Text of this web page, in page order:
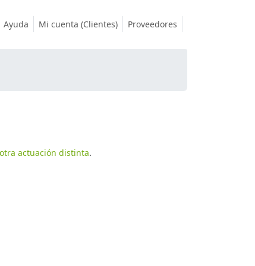
Ayuda Mi cuenta (Clientes) Proveedores
actuación distinta.